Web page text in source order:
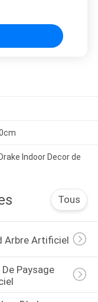
Indoor Decor de
Tous
Arbre Artificiel
Paysage